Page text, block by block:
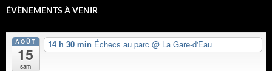
ÉVÈNEMENTS À VENIR
AOÛT
15
sam
14 h 30 min Échecs au parc @ La Gare-d'Eau